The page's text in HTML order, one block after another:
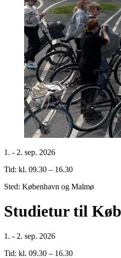
1. - 2. sep. 2026
Tid: kl. 09.30 – 16.30
Sted: København og Malmø
Studietur til
1. - 2. sep. 2026
Tid: kl. 09.30 – 16.30